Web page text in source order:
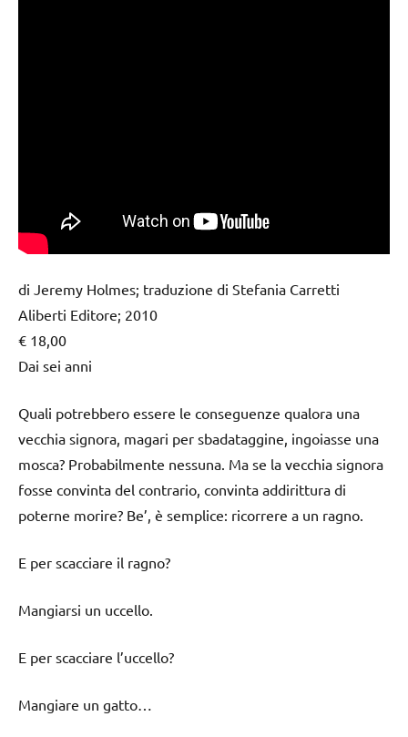
di Jeremy Holmes; traduzione di Stefania Carretti
Aliberti Editore; 2010
€ 18,00
Dai sei anni
Quali potrebbero essere le conseguenze qualora una
vecchia signora, magari per sbadataggine, ingoiasse una
mosca? Probabilmente nessuna. Ma se la vecchia signora
fosse convinta del contrario, convinta addirittura di
poterne morire? Be’, è semplice: ricorrere a un ragno.
E per scacciare il ragno?
Mangiarsi un uccello.
E per scacciare l’uccello?
Mangiare un gatto…